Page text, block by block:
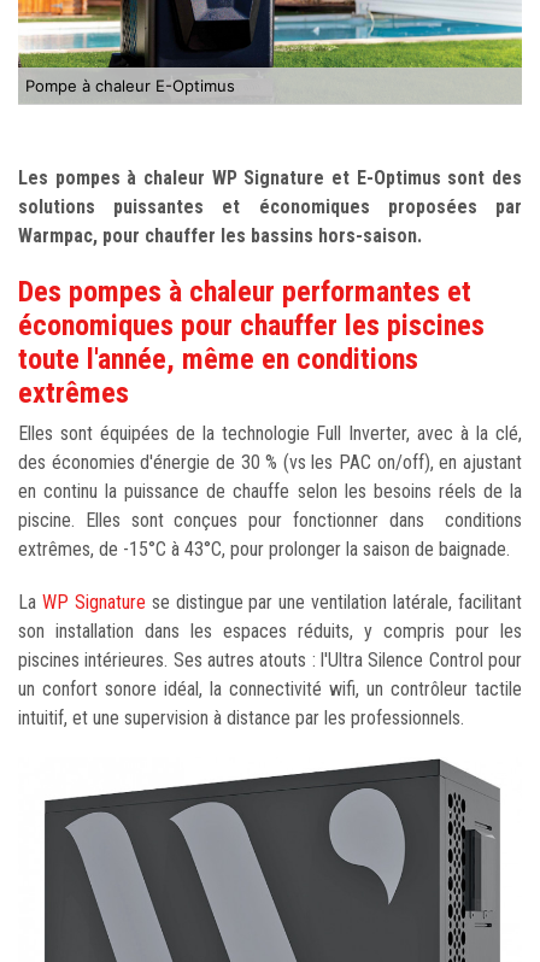
Pompe à chaleur E-Optimus
Les pompes à chaleur WP Signature et E-Optimus sont des
solutions puissantes et économiques proposées par
Warmpac, pour chauffer les bassins hors-saison.
Des pompes à chaleur performantes et
économiques pour chauffer les piscines
toute l'année, même en conditions
extrêmes
Elles sont équipées de la technologie Full Inverter, avec à la clé,
des économies d'énergie de 30 % (vs les PAC on/off), en ajustant
en continu la puissance de chauffe selon les besoins réels de la
piscine. Elles sont conçues pour fonctionner dans conditions
extrêmes, de -15°C à 43°C, pour prolonger la saison de baignade.
La WP Signature se distingue par une ventilation latérale, facilitant
son installation dans les espaces réduits, y compris pour les
piscines intérieures. Ses autres atouts : l'Ultra Silence Control pour
un confort sonore idéal, la connectivité wifi, un contrôleur tactile
intuitif, et une supervision à distance par les professionnels.